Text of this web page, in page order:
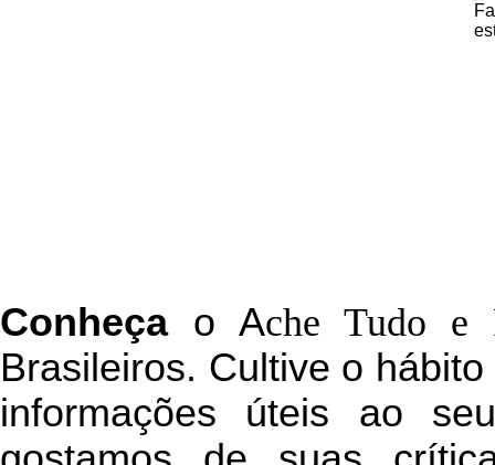
Conheçao Ache Tudo e
Brasileiros. Cultive o
informações úteis ao